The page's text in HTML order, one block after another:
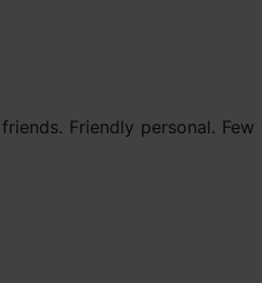
Friendly personal. Few